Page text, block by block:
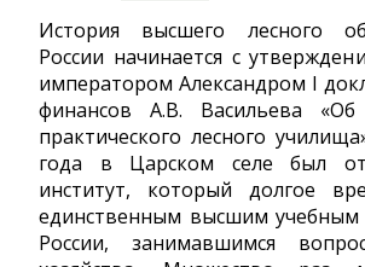
История высшего лесного
России начинается с
императором Александром I
финансов А.В. Васильева «Об
практического лесного
года в Царском селе был
институт, который долгое
единственным высшим учебным
России, занимавшимся